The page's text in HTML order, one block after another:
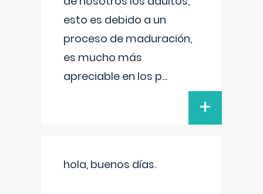
esto es debido a un
proceso de maduración,
es mucho más
apreciable en los p...
+
hola, buenos días.